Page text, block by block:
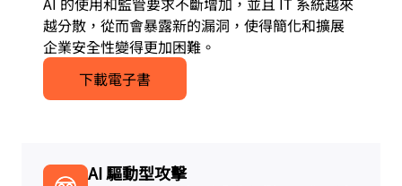
越分散，從而會暴露新的漏洞，使得簡化和擴展
企業安全性變得更加困難。
下載電子書
AI 驅動型攻擊